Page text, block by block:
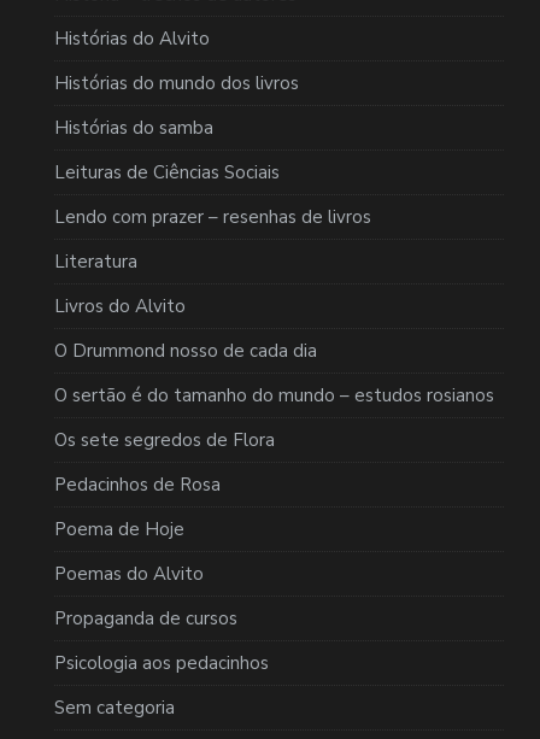
Histórias do Alvito
Histórias do mundo dos livros
Histórias do samba
Leituras de Ciências Sociais
Lendo com prazer – resenhas de livros
Literatura
Livros do Alvito
O Drummond nosso de cada dia
O sertão é do tamanho do mundo – estudos rosianos
Os sete segredos de Flora
Pedacinhos de Rosa
Poema de Hoje
Poemas do Alvito
Propaganda de cursos
Psicologia aos pedacinhos
Sem categoria